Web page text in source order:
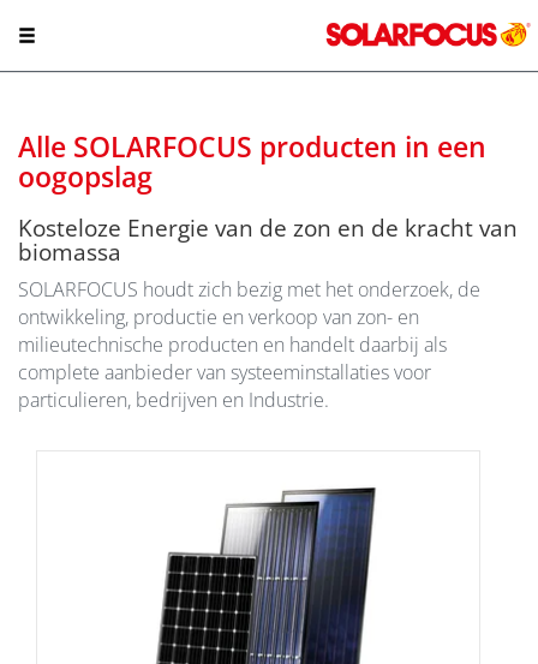
Alle SOLARFOCUS producten in een
oogopslag
Kosteloze Energie van de zon en de kracht van
biomassa
SOLARFOCUS houdt zich bezig met het onderzoek, de
ontwikkeling, productie en verkoop van zon- en
milieutechnische producten en handelt daarbij als
complete aanbieder van systeeminstallaties voor
particulieren, bedrijven en Industrie.